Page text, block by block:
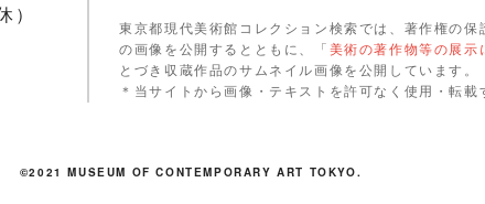
東京都現代美術館コレクション検索では、著作権の
の画像を公開するとともに、「美術の著作物等の展
とづき収蔵作品のサムネイル画像を公開しています。
＊当サイトから画像・テキストを許可なく使用・転載
©2021 MUSEUM OF CONTEMPORARY ART TOKYO.